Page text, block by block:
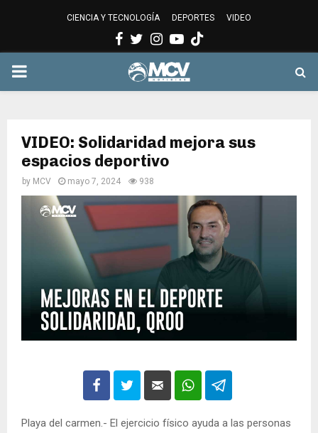
CIENCIA Y TECNOLOGÍA DEPORTES VIDEO
Facebook
Twitter
Instagram
Youtube
PRIMARY
VIDEO: Solidaridad mejora sus
espacios deportivo
by MCV mayo 7, 2024 938
Playa del carmen.- El ejercicio físico ayuda a las personas